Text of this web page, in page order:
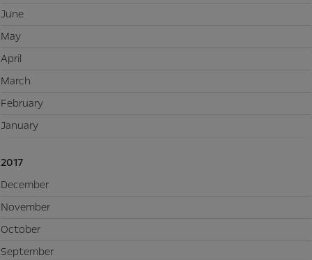
June
May
April
March
February
January
2017
December
November
October
September